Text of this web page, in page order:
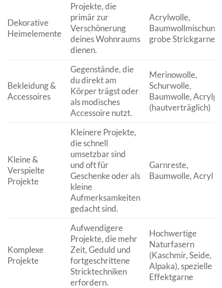
Dekorative
Heimelemente
Projekte, die
primär zur
Verschönerung
deines Wohnraums
dienen.
Acrylwolle,
grobe Strickgarne
Bekleidung &
Accessoires
Gegenstände, die
du direkt am
Körper trägst oder
als modisches
Accessoire nutzt.
Merinowolle,
Schurwolle,
Baumwolle,
(hautverträglich)
Kleine &
Verspielte
Projekte
Kleinere Projekte,
die schnell
umsetzbar sind
und oft für
Geschenke oder als
kleine
Aufmerksamkeiten
gedacht sind.
Garnreste,
Baumwolle, Acryl
Komplexe
Projekte
Aufwendigere
Projekte, die mehr
Zeit, Geduld und
fortgeschrittene
Stricktechniken
erfordern.
Hochwertige
Naturfasern
(Kaschmir, Seide,
Alpaka), spezielle
Effektgarne